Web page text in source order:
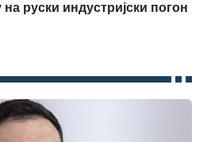
руски индустријски погон